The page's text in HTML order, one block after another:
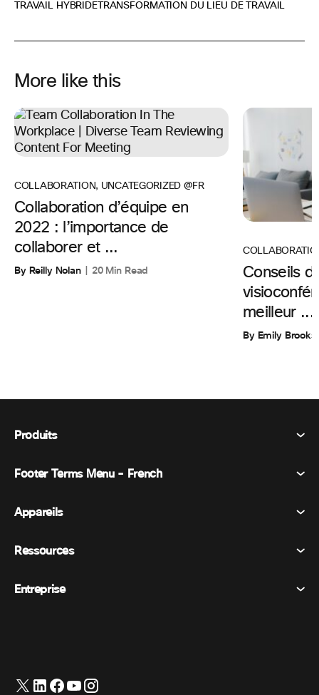
TRAVAIL HYBRIDETRANSFORMATION DU LIEU DE TRAVAIL
More like this
COLLABORATION, UNCATEGORIZED @FR
Collaboration d’équipe en
2022 : l’importance de
collaborer et ...
By Reilly Nolan 20 Min Read
Conseils
meilleur ...
By Emily Brooks
Produits
Webex Suite
Messagerie
Événements
Footer Terms Menu - French
Conditions générales
Marques déposées
English (Anglais)
Appareils
Appareils de la salle
Casques d’écoute
Ressources
Tarifs
Entreprise
Contacter le support